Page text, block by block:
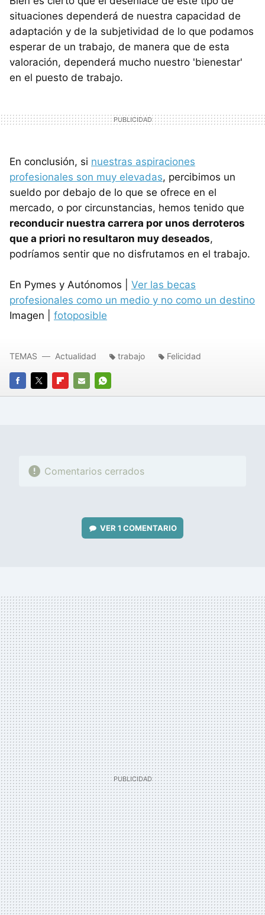
situaciones dependerá de nuestra capacidad de
adaptación y de la subjetividad de lo que podamos
esperar de un trabajo, de manera que de esta
valoración, dependerá mucho nuestro 'bienestar'
en el puesto de trabajo.
En conclusión, si nuestras aspiraciones
profesionales son muy elevadas, percibimos un
sueldo por debajo de lo que se ofrece en el
mercado, o por circunstancias, hemos tenido que
reconducir nuestra carrera por unos derroteros
que a priori no resultaron muy deseados,
podríamos sentir que no disfrutamos en el trabajo.
En Pymes y Autónomos | Ver las becas
profesionales como un medio y no como un destino
Imagen | fotoposible
FACEBOOK
TWITTERFLIPBOARD
E-
WHATSAPP
TEMAS Actualidad trabajo Felicidad
Comentarios cerrados
VER 1 COMENTARIO